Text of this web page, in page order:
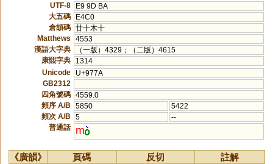
UTF-8
E9 9D BA
大五碼
E4C0
倉頡碼 廿十木十
Matthews
4553
漢語大字典
（一版）4329；（二版）4615
康熙字典
1314
Unicode
U+977A
GB2312
四角號碼 4559.0
頻序 A/B
5850
5422
頻次 A/B
5
--
普通話
m
《廣韻》 頁碼 反切
註解